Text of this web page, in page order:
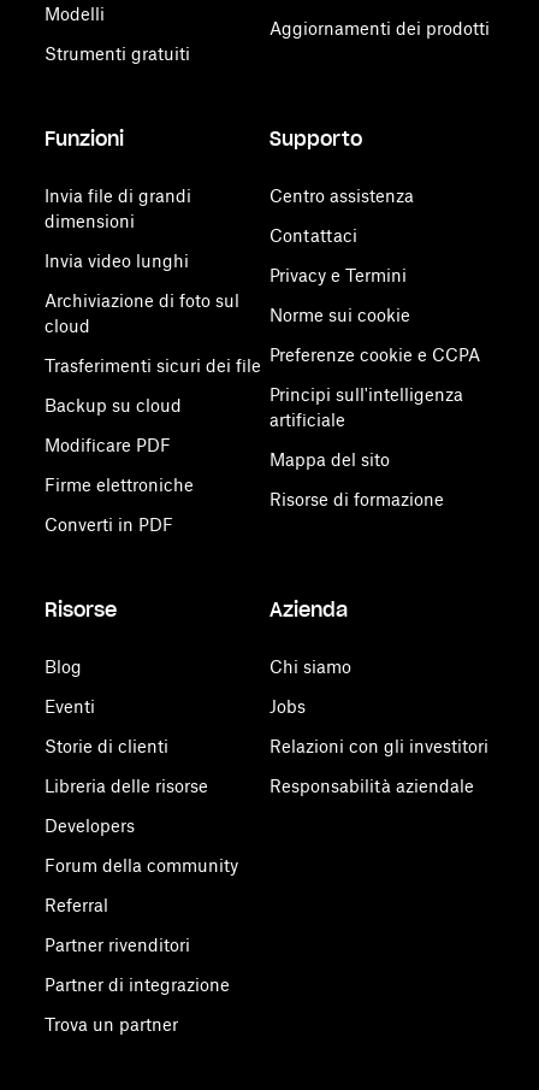
Modelli
Strumenti gratuiti
Aggiornamenti dei prodotti
Funzioni
Invia file di grandi
dimensioni
Invia video lunghi
Archiviazione di foto sul
cloud
Trasferimenti sicuri dei file
Backup su cloud
Modificare PDF
Firme elettroniche
Converti in PDF
Supporto
Centro assistenza
Contattaci
Privacy e Termini
Norme sui cookie
Preferenze cookie e CCPA
Principi sull'intelligenza
artificiale
Mappa del sito
Risorse di formazione
Risorse
Blog
Eventi
Storie di clienti
Libreria delle risorse
Developers
Forum della community
Referral
Partner rivenditori
Partner di integrazione
Trova un partner
Azienda
Chi siamo
Jobs
Relazioni con gli investitori
Responsabilità aziendale